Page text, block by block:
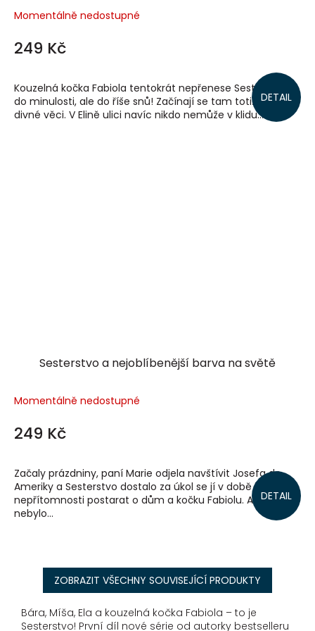
Momentálně nedostupné
249 Kč
DETAIL
Kouzelná kočka Fabiola tentokrát nepřenese Sesterstvo
do minulosti, ale do říše snů! Začínají se tam totiž dít moc
divné věci. V Elině ulici navíc nikdo nemůže v klidu...
Sesterstvo a nejoblíbenější barva na světě
Momentálně nedostupné
249 Kč
DETAIL
Začaly prázdniny, paní Marie odjela navštívit Josefa do
Ameriky a Sesterstvo dostalo za úkol se jí v době její
nepřítomnosti postarat o dům a kočku Fabiolu. A to by
nebylo...
ZOBRAZIT VŠECHNY SOUVISEJÍCÍ PRODUKTY
Bára, Míša, Ela a kouzelná kočka Fabiola – to je
Sesterstvo! První díl nové série od autorky bestselleru